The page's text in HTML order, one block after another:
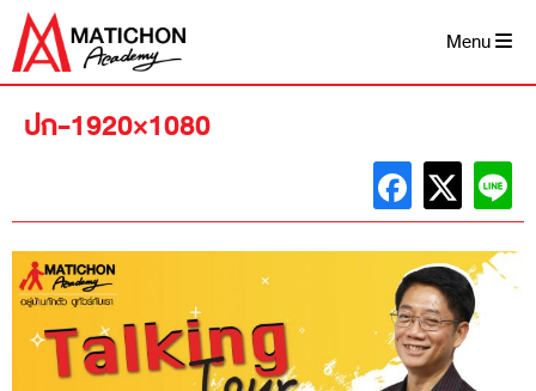
Skip
content
Menu
ปก-1920×1080